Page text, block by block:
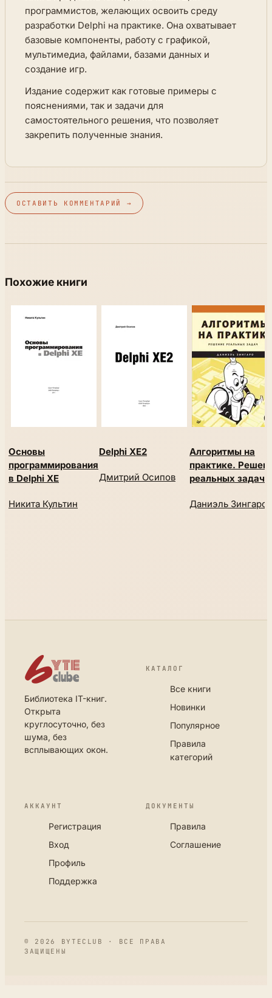
программистов, желающих освоить среду
разработки Delphi на практике. Она охватывает
базовые компоненты, работу с графикой,
мультимедиа, файлами, базами данных и
создание игр.
Издание содержит как готовые примеры с
пояснениями, так и задачи для
самостоятельного решения, что позволяет
закрепить полученные знания.
ОСТАВИТЬ КОММЕНТАРИЙ →
Похожие книги
Основы
программирования
в Delphi XE
Никита Культин
Delphi XE2
Дмитрий Осипов
Алгоритмы на
практике.
реальных задач
Даниэль Зингаро
Библиотека IT-книг.
Открыта
круглосуточно, без
шума, без
всплывающих окон.
КАТАЛОГ
Все книги
Новинки
Популярное
Правила
категорий
АККАУНТ
Регистрация
Вход
Профиль
Поддержка
ДОКУМЕНТЫ
Правила
Соглашение
© 2026 BYTECLUB · ВСЕ ПРАВА
ЗАЩИЩЕНЫ